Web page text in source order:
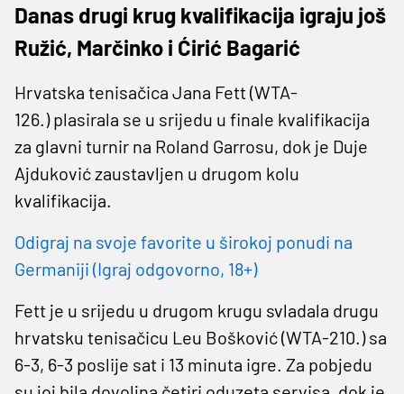
Danas drugi krug kvalifikacija igraju još
Ružić, Marčinko i Ćirić Bagarić
Hrvatska tenisačica Jana Fett (WTA-
126.) plasirala se u srijedu u finale kvalifikacija
za glavni turnir na Roland Garrosu, dok je Duje
Ajduković zaustavljen u drugom kolu
kvalifikacija.
Odigraj na svoje favorite u širokoj ponudi na
Germaniji (Igraj odgovorno, 18+)
Fett je u srijedu u drugom krugu svladala drugu
hrvatsku tenisačicu Leu Bošković (WTA-210.) sa
6-3, 6-3 poslije sat i 13 minuta igre. Za pobjedu